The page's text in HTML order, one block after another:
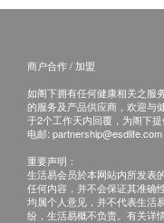
特维健 客户服务
查询热线： 2114
商户合作 / 加盟
如阁下拥有任何健康相关之服
的服务及产品供应商，欢迎与
于2个工作天内回覆，为阁下提
电邮: partnership@esdlife.com
重要声明：
生活易会员於本网站内所发表
任何内容，并不会保证其准确
均属个人意见，并不代表生活
纷，生活易概不负责。有关详